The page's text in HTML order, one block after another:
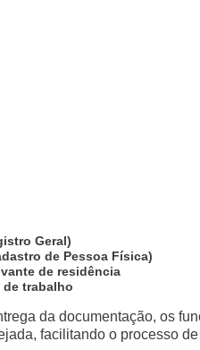
Geral)
de Pessoa Física)
de residência
de trabalho
da documentação, os
facilitando o processo